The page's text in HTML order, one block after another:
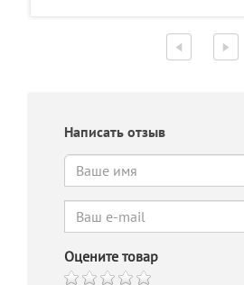
Написать отзыв
Оцените товар